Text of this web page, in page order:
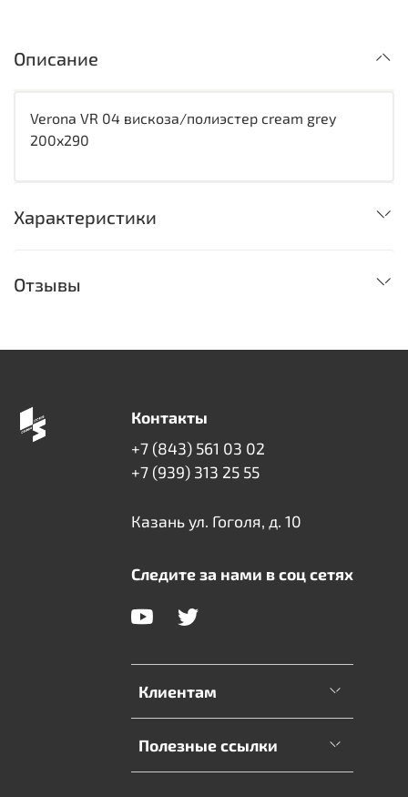
Описание
Verona VR 04 вискоза/полиэстер cream grey
200x290
Характеристики
Отзывы
Клиентам
Полезные ссылки
Контакты
+7 (843) 561 03 02
+7 (939) 313 25 55
Казань ул. Гоголя, д. 10
Следите за нами в соц сетях